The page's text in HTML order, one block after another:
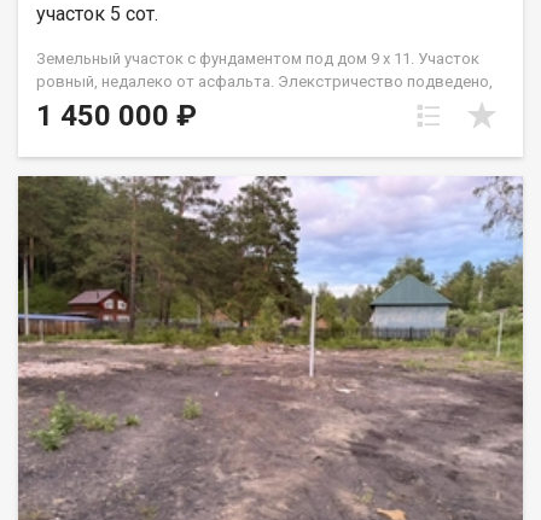
участок 5 сот.
Земельный участок с фундаментом под дом 9 х 11. Участок
ровный, недалеко от асфальта. Элекстричество подведено,
установлен септик, есть разрешение на врезку центрального
водоснабжения.(установлен кран в колодце) Есть
Рядом есть магазины, остановка общественного транспорта,
школа, ПВЗ. Ольга
1 450 000 ₽